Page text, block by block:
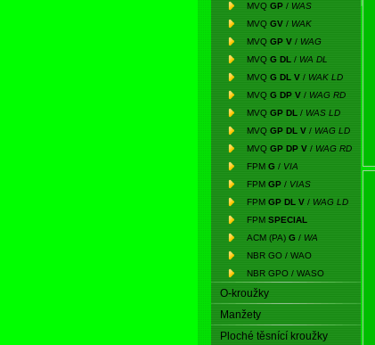
MVQ GP / WAS
MVQ GV / WAK
MVQ GP V / WAG
MVQ G DL / WA DL
MVQ G DL V / WAK LD
MVQ G DP V / WAG RD
MVQ GP DL / WAS LD
MVQ GP DL V / WAG LD
MVQ GP DP V / WAG RD
FPM G / VIA
FPM GP / VIAS
FPM GP DL V / WAG LD
FPM SPECIAL
ACM (PA) G / WA
NBR GO / WAO
NBR GPO / WASO
O-kroužky
Manžety
Ploché těsnící kroužky